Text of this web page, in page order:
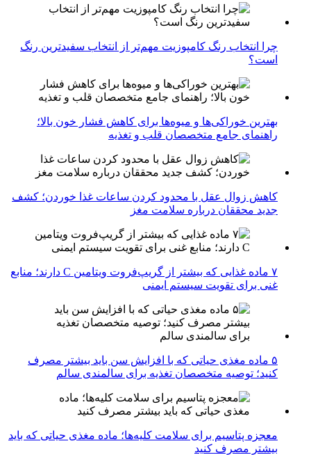
چرا انتخاب رنگ کامپوزیت مهم‌تر از انتخاب سفیدترین رنگ
است؟
بهترین خوراکی‌ها و میوه‌ها برای کاهش فشار خون بالا؛
راهنمای جامع متخصصان قلب و تغذیه
کاهش زوال عقل با محدود کردن ساعات غذا خوردن؛ کشف
جدید محققان درباره سلامت مغز
۷ ماده غذایی که بیشتر از گریپ‌فروت ویتامین C دارند؛ منابع
غنی برای تقویت سیستم ایمنی
۵ ماده مغذی حیاتی که با افزایش سن باید بیشتر مصرف
کنید؛ توصیه متخصصان تغذیه برای سالمندی سالم
معجزه پتاسیم برای سلامت کلیه‌ها؛ ماده مغذی حیاتی که باید
بیشتر مصرف کنید